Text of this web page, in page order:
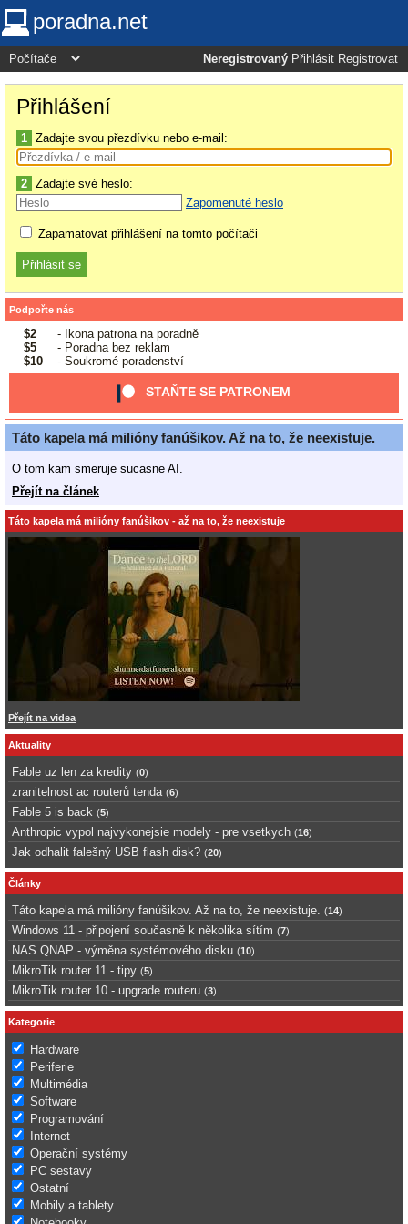
poradna.net
Neregistrovaný Přihlásit Registrovat
Přihlášení
1 Zadajte svou přezdívku nebo e-mail:
2 Zadajte své heslo:
Zapomenuté heslo
Zapamatovat přihlášení na tomto počítači
Podpořte nás
$2
- Ikona patrona na poradně
$5
- Poradna bez reklam
$10
- Soukromé poradenství
STAŇTE SE PATRONEM
Táto kapela má milióny fanúšikov. Až na to, že neexistuje.
O tom kam smeruje sucasne AI.
Přejít na článek
Táto kapela má milióny fanúšikov - až na to, že neexistuje
Přejít na videa
Aktuality
Fable uz len za kredity (0)
zranitelnost ac routerů tenda (6)
Fable 5 is back (5)
Anthropic vypol najvykonejsie modely - pre vsetkych (16)
Jak odhalit falešný USB flash disk? (20)
Články
Táto kapela má milióny fanúšikov. Až na to, že neexistuje. (14)
Windows 11 - připojení současně k několika sítím (7)
NAS QNAP - výměna systémového disku (10)
MikroTik router 11 - tipy (5)
MikroTik router 10 - upgrade routeru (3)
Kategorie
Hardware
Periferie
Multimédia
Software
Programování
Internet
Operační systémy
PC sestavy
Ostatní
Mobily a tablety